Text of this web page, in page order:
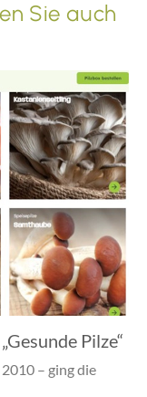
Sie auch
Pilze“
– ging die